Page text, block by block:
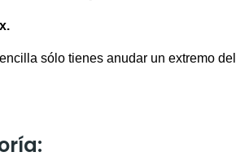
sólo tienes anudar un extremo